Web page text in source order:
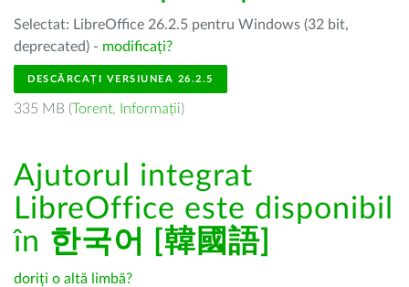
Selectat: LibreOffice 26.2.5 pentru Windows (32 bit,
deprecated) - modificați?
DESCĂRCAȚI VERSIUNEA 26.2.5
335 MB (Torent, Informații)
Ajutorul integrat
LibreOffice este disponibil
în 한국어 [韓國語]
doriți o altă limbă?